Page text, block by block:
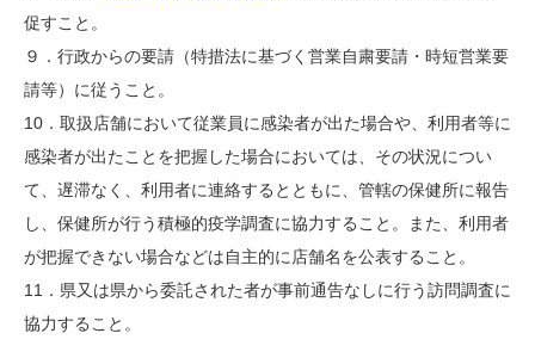
促すこと。
９．行政からの要請（特措法に基づく営業自粛要請・時短営業要
請等）に従うこと。
10．取扱店舗において従業員に感染者が出た場合や、利用者等に
感染者が出たことを把握した場合においては、その状況につい
て、遅滞なく、利用者に連絡するとともに、管轄の保健所に報告
し、保健所が行う積極的疫学調査に協力すること。また、利用者
が把握できない場合などは自主的に店舗名を公表すること。
11．県又は県から委託された者が事前通告なしに行う訪問調査に
協力すること。